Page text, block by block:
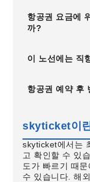
항공권 요금에
까?
이 노선에는 직
항공권 예약 후
skyticket이
skyticket에서는
고 확인할 수 있
도가 빠르기 때
수 있습니다. 해